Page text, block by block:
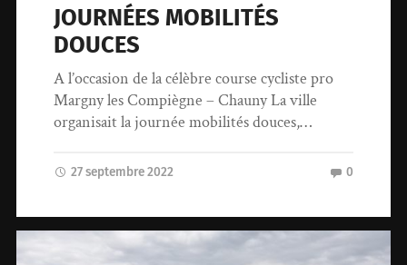
JOURNÉES MOBILITÉS
DOUCES
A l’occasion de la célèbre course cycliste pro
Margny les Compiègne – Chauny La ville
organisait la journée mobilités douces,…
27 septembre 2022 0